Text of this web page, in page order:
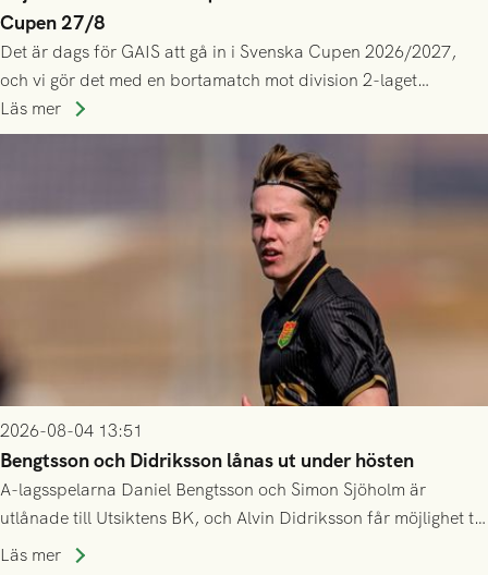
Cupen 27/8
Det är dags för GAIS att gå in i Svenska Cupen 2026/2027,
och vi gör det med en bortamatch mot division 2-laget
Husqvarna FF. Häng med och stötta grönsvart på plats!
Läs mer
2026-08-04 13:51
Bengtsson och Didriksson lånas ut under hösten
A-lagsspelarna Daniel Bengtsson och Simon Sjöholm är
utlånade till Utsiktens BK, och Alvin Didriksson får möjlighet till
speltid i Hestrafors genom föreningssamarbete.
Läs mer